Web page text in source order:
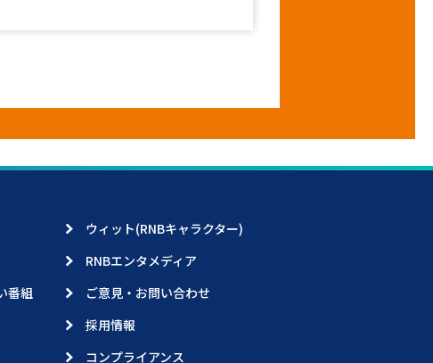
ウィット(RNBキャラクター)
RNBエンタメディア
番組
ご意見・お問い合わせ
採用情報
コンプライアンス